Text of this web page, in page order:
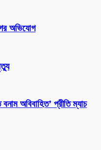
অভিযোগ
অবিবাহিত’ প্রীতি ম্যাচ